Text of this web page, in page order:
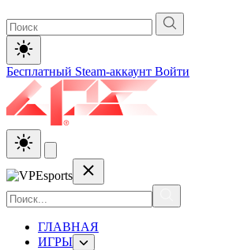
Бесплатный Steam-аккаунт Войти
ГЛАВНАЯ
ИГРЫ